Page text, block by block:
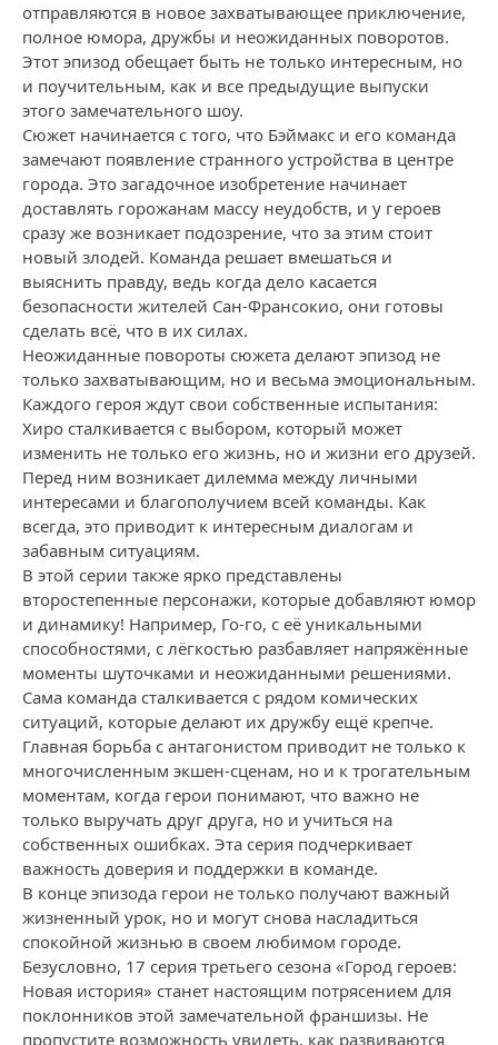
отправляются в новое захватывающее приключение,
полное юмора, дружбы и неожиданных поворотов.
Этот эпизод обещает быть не только интересным, но
и поучительным, как и все предыдущие выпуски
этого замечательного шоу.
Сюжет начинается с того, что Бэймакс и его команда
замечают появление странного устройства в центре
города. Это загадочное изобретение начинает
доставлять горожанам массу неудобств, и у героев
сразу же возникает подозрение, что за этим стоит
новый злодей. Команда решает вмешаться и
выяснить правду, ведь когда дело касается
безопасности жителей Сан-Франсокио, они готовы
сделать всё, что в их силах.
Неожиданные повороты сюжета делают эпизод не
только захватывающим, но и весьма эмоциональным.
Каждого героя ждут свои собственные испытания:
Хиро сталкивается с выбором, который может
изменить не только его жизнь, но и жизни его друзей.
Перед ним возникает дилемма между личными
интересами и благополучием всей команды. Как
всегда, это приводит к интересным диалогам и
забавным ситуациям.
В этой серии также ярко представлены
второстепенные персонажи, которые добавляют юмор
и динамику! Например, Го-го, с её уникальными
способностями, с лёгкостью разбавляет напряжённые
моменты шуточками и неожиданными решениями.
Сама команда сталкивается с рядом комических
ситуаций, которые делают их дружбу ещё крепче.
Главная борьба с антагонистом приводит не только к
многочисленным экшен-сценам, но и к трогательным
моментам, когда герои понимают, что важно не
только выручать друг друга, но и учиться на
собственных ошибках. Эта серия подчеркивает
важность доверия и поддержки в команде.
В конце эпизода герои не только получают важный
жизненный урок, но и могут снова насладиться
спокойной жизнью в своем любимом городе.
Безусловно, 17 серия третьего сезона «Город героев:
Новая история» станет настоящим потрясением для
поклонников этой замечательной франшизы. Не
пропустите возможность увидеть, как развиваются